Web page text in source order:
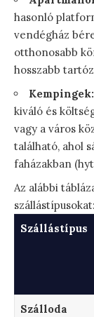
hasonló
vendégház
otthonosabb
hosszabb
Kempingek:
kiváló és
vagy a város
található, ahol
faházakban
Az alábbi
szállástípusokat:
Szállástípus
Szálloda